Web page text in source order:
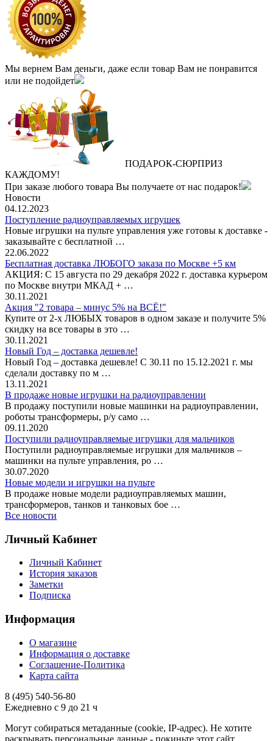
Мы вернем Вам деньги, даже если товар Вам не понравится
или не подойдет
ПОДАРОК‐СЮРПРИЗ
КАЖДОМУ!
При заказе любого товара Вы получаете от нас подарок!
Новости
04.12.2023
Поступление радиоуправляемых игрушек
Новые игрушки на пульте управления уже готовы к доставке -
заказывайте с бесплатной …
22.06.2022
Бесплатная доставка ЛЮБОГО заказа по Москве +5 км
АКЦИЯ: С 15 августа по 29 декабря 2022 г. доставка курьером
по Москве внутри МКАД + …
30.11.2021
Акция "2 товара – минус 5% на ВСЁ!"
Купите от 2-х ЛЮБЫХ товаров в одном заказе и получите 5%
скидку на все товары в это …
30.11.2021
Новый Год – доставка дешевле!
Новый Год – доставка дешевле! С 30.11 по 15.12.2021 г. мы
сделали доставку по м …
13.11.2021
В продаже новые игрушки на радиоуправлении
В продажу поступили новые машинки на радиоуправлении,
роботы трансформеры, р/у само …
09.11.2020
Поступили радиоуправляемые игрушки для мальчиков
Поступили радиоуправляемые игрушки для мальчиков –
машинки на пульте управления, ро …
30.07.2020
Новые модели и игрушки на пульте
В продаже новые модели радиоуправляемых машин,
трансформеров, танков и танковых бое …
Все новости
Личный Кабинет
Личный Кабинет
История заказов
Заметки
Подписка
Информация
О магазине
Информация о доставке
Соглашение-Политика
Карта сайта
8 (495) 540-56-80
Ежедневно с 9 до 21 ч
Могут собираться метаданные (cookie, IP-адрес). Не хотите
раскрывать персональные данные - покиньте этот сайт.